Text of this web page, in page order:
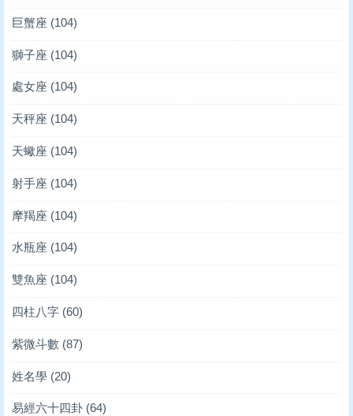
巨蟹座 (104)
獅子座 (104)
處女座 (104)
天秤座 (104)
天蠍座 (104)
射手座 (104)
摩羯座 (104)
水瓶座 (104)
雙魚座 (104)
四柱八字 (60)
紫微斗數 (87)
姓名學 (20)
易經六十四卦 (64)